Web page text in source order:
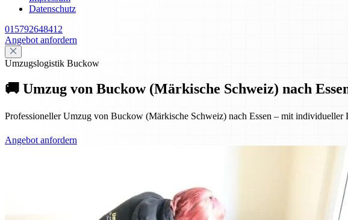
Datenschutz
015792648412
Angebot anfordern
Umzugslogistik Buckow
🚚 Umzug von Buckow (Märkische Schweiz) nach
Professioneller Umzug von Buckow (Märkische Schweiz) nach Essen – mit individueller
Angebot anfordern